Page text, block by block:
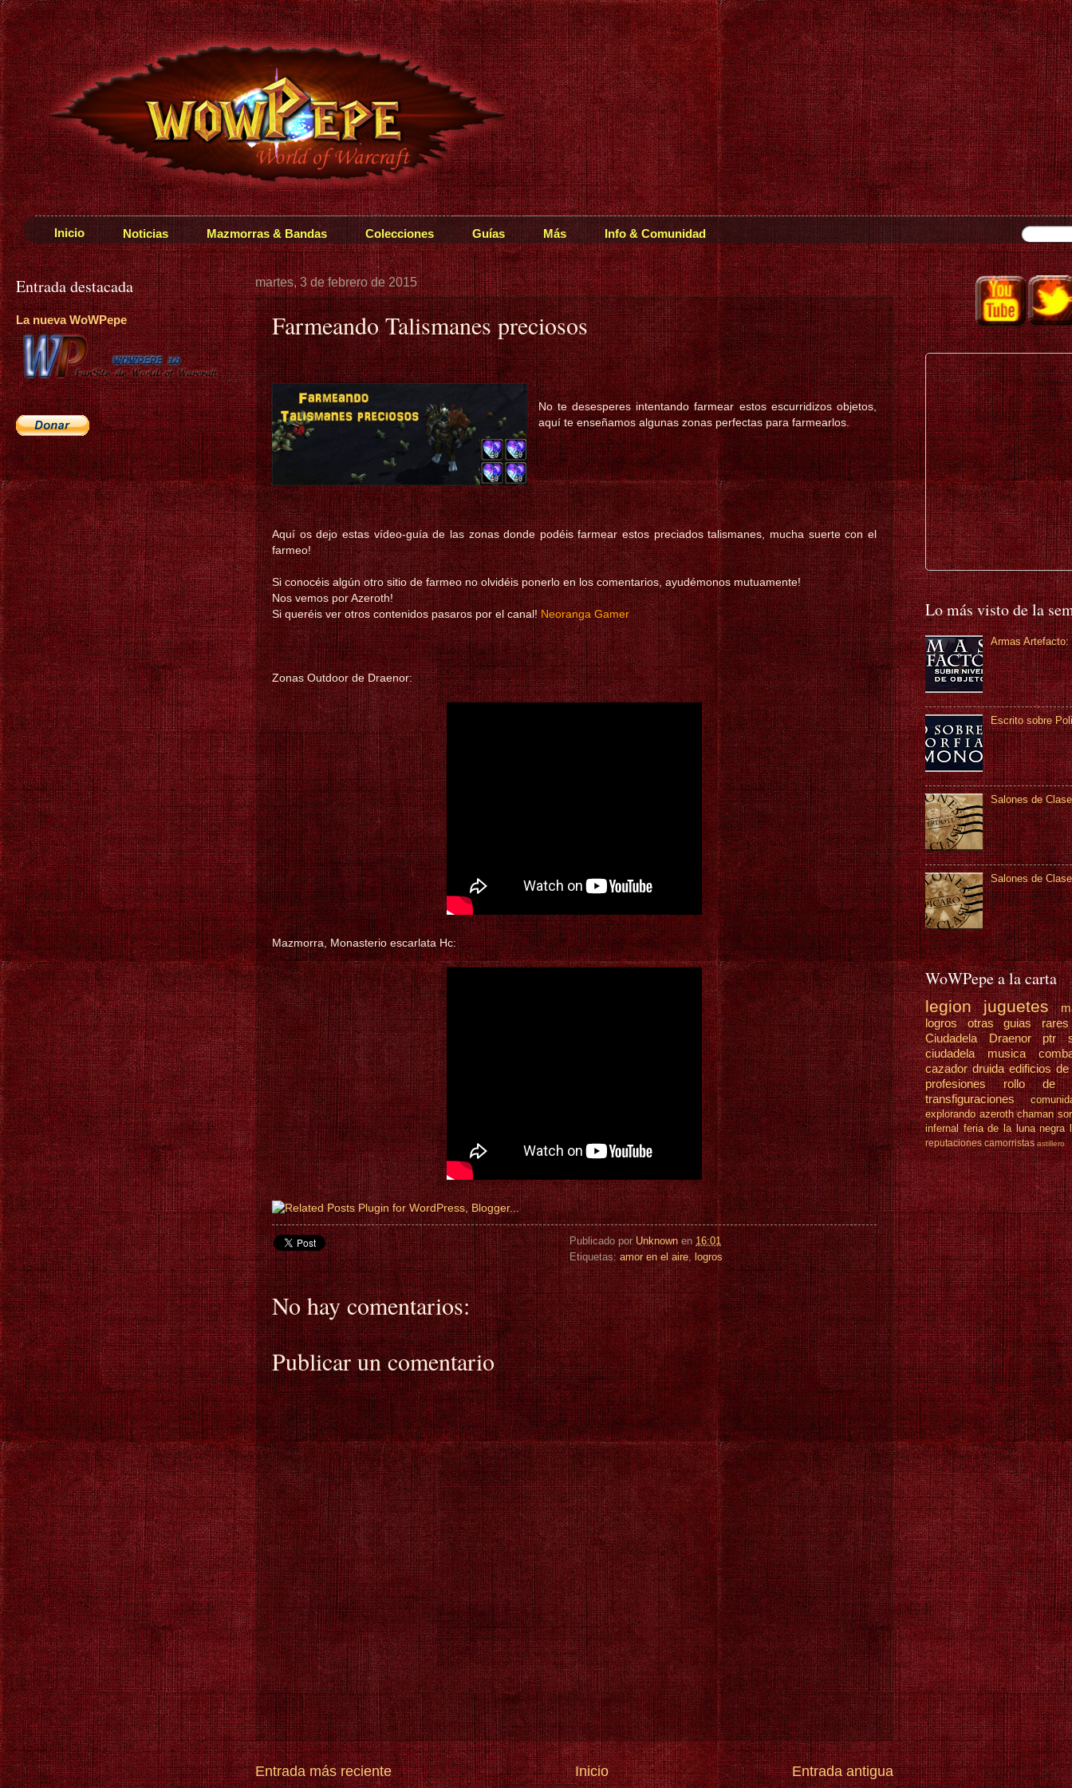
Inicio Noticias Mazmorras & Bandas Colecciones Guías Más Info & Comunidad
martes, 3 de febrero de 2015
Farmeando Talismanes preciosos
No te desesperes intentando farmear estos escurridizos objetos,
aquí te enseñamos algunas zonas perfectas para farmearlos.
Aquí os dejo estas vídeo-guía de las zonas donde podéis farmear estos preciados talismanes, mucha suerte con el
farmeo!
Si conocéis algún otro sitio de farmeo no olvidéis ponerlo en los comentarios, ayudémonos mutuamente!
Nos vemos por Azeroth!
Si queréis ver otros contenidos pasaros por el canal!Neoranga Gamer
Zonas Outdoor de Draenor:
Mazmorra, Monasterio escarlata Hc:
Publicado porUnknown en16:01
Etiquetas:amor en el aire ,logros
No hay comentarios:
Publicar un comentario
Entrada más reciente Entrada antigua
Inicio
Entrada destacada
La nueva WoWPepe
Lo más visto de la
Armas
Escrito sobre
Salones de
Salones de
WoWPepe a la carta
legion juguetes
logros
otras guias
Ciudadela Draenor
ptr
ciudadela
musica
cazador druida edificios
profesiones
rollo de
transfiguraciones
explorando azeroth chaman
infernal feria de la luna negra
reputaciones camorristas astillero